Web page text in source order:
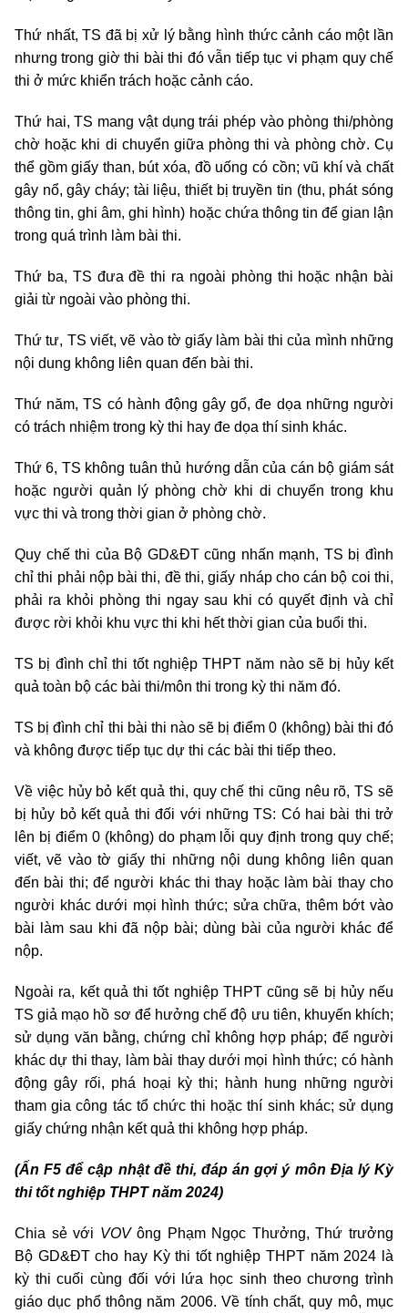
Thứ nhất, TS đã bị xử lý bằng hình thức cảnh cáo một lần
nhưng trong giờ thi bài thi đó vẫn tiếp tục vi phạm quy chế
thi ở mức khiển trách hoặc cảnh cáo.
Thứ hai, TS mang vật dụng trái phép vào phòng thi/phòng
chờ hoặc khi di chuyển giữa phòng thi và phòng chờ. Cụ
thể gồm giấy than, bút xóa, đồ uống có cồn; vũ khí và chất
gây nổ, gây cháy; tài liệu, thiết bị truyền tin (thu, phát sóng
thông tin, ghi âm, ghi hình) hoặc chứa thông tin để gian lận
trong quá trình làm bài thi.
Thứ ba, TS đưa đề thi ra ngoài phòng thi hoặc nhận bài
giải từ ngoài vào phòng thi.
Thứ tư, TS viết, vẽ vào tờ giấy làm bài thi của mình những
nội dung không liên quan đến bài thi.
Thứ năm, TS có hành động gây gổ, đe dọa những người
có trách nhiệm trong kỳ thi hay đe dọa thí sinh khác.
Thứ 6, TS không tuân thủ hướng dẫn của cán bộ giám sát
hoặc người quản lý phòng chờ khi di chuyển trong khu
vực thi và trong thời gian ở phòng chờ.
Quy chế thi của Bộ GD&ĐT cũng nhấn mạnh, TS bị đình
chỉ thi phải nộp bài thi, đề thi, giấy nháp cho cán bộ coi thi,
phải ra khỏi phòng thi ngay sau khi có quyết định và chỉ
được rời khỏi khu vực thi khi hết thời gian của buổi thi.
TS bị đình chỉ thi tốt nghiệp THPT năm nào sẽ bị hủy kết
quả toàn bộ các bài thi/môn thi trong kỳ thi năm đó.
TS bị đình chỉ thi bài thi nào sẽ bị điểm 0 (không) bài thi đó
và không được tiếp tục dự thi các bài thi tiếp theo.
Về việc hủy bỏ kết quả thi, quy chế thi cũng nêu rõ, TS sẽ
bị hủy bỏ kết quả thi đối với những TS: Có hai bài thi trở
lên bị điểm 0 (không) do phạm lỗi quy định trong quy chế;
viết, vẽ vào tờ giấy thi những nội dung không liên quan
đến bài thi; để người khác thi thay hoặc làm bài thay cho
người khác dưới mọi hình thức; sửa chữa, thêm bớt vào
bài làm sau khi đã nộp bài; dùng bài của người khác để
nộp.
Ngoài ra, kết quả thi tốt nghiệp THPT cũng sẽ bị hủy nếu
TS giả mạo hồ sơ để hưởng chế độ ưu tiên, khuyến khích;
sử dụng văn bằng, chứng chỉ không hợp pháp; để người
khác dự thi thay, làm bài thay dưới mọi hình thức; có hành
động gây rối, phá hoại kỳ thi; hành hung những người
tham gia công tác tổ chức thi hoặc thí sinh khác; sử dụng
giấy chứng nhận kết quả thi không hợp pháp.
(Ấn F5 để cập nhật đề thi, đáp án gợi ý môn Địa lý Kỳ
thi tốt nghiệp THPT năm 2024)
Chia sẻ với VOVông Phạm Ngọc Thưởng, Thứ trưởng
Bộ GD&ĐT cho hay Kỳ thi tốt nghiệp THPT năm 2024 là
kỳ thi cuối cùng đối với lứa học sinh theo chương trình
giáo dục phổ thông năm 2006. Về tính chất, quy mô, mục